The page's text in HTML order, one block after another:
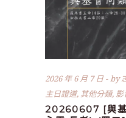
2026 年 6 月 7 日 by
主日證道, 其他分類, 影
20260607 [與基